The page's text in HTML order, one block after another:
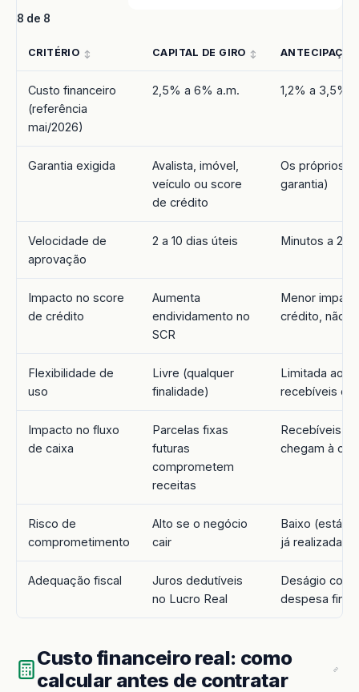
8 de 8
CRITÉRIO CAPITAL DE GIRO
Custo financeiro
(referência
mai/2026)
2,5% a 6% a.m. 1,2% a 3,5%
Garantia exigida
Avalista, imóvel,
veículo ou score
de crédito
Os próprios
garantia)
Velocidade de
aprovação
2 a 10 dias úteis Minutos a 24
Impacto no score
de crédito
Aumenta
endividamento no
SCR
Menor
crédito, não
Flexibilidade de
uso
Livre (qualquer
finalidade)
Limitada ao
recebíveis
Impacto no fluxo
de caixa
Parcelas fixas
futuras
comprometem
receitas
Recebíveis
chegam à
Risco de
comprometimento
Alto se o negócio
cair
Baixo (está
já realizadas)
Adequação fiscal
Juros dedutíveis
no Lucro Real
Deságio
despesa
Custo financeiro real: como
calcular antes de contratar